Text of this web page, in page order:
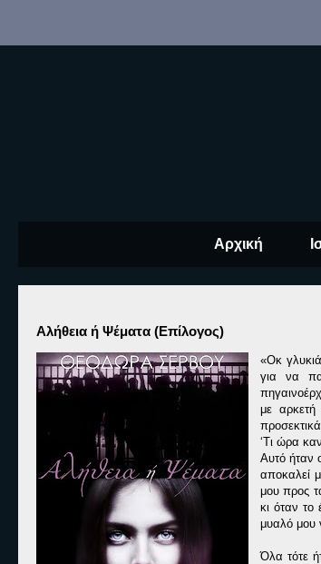
Αρχική
Αλήθεια ή Ψέματα (Επίλογος)
«Οκ
για να
με
‘Τι ώρα
Αυτό ήταν
αποκαλεί
μου προς
κι όταν
μυαλό μου
Όλα τότε